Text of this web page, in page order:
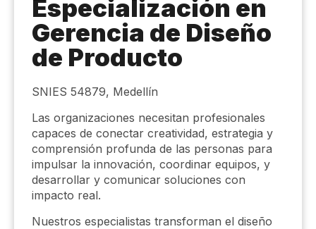
Especialización en
Gerencia de Diseño
de Producto
SNIES 54879, Medellín
Las organizaciones necesitan profesionales
capaces de conectar creatividad, estrategia y
comprensión profunda de las personas para
impulsar la innovación, coordinar equipos, y
desarrollar y comunicar soluciones con
impacto real.
Nuestros especialistas transforman el diseño